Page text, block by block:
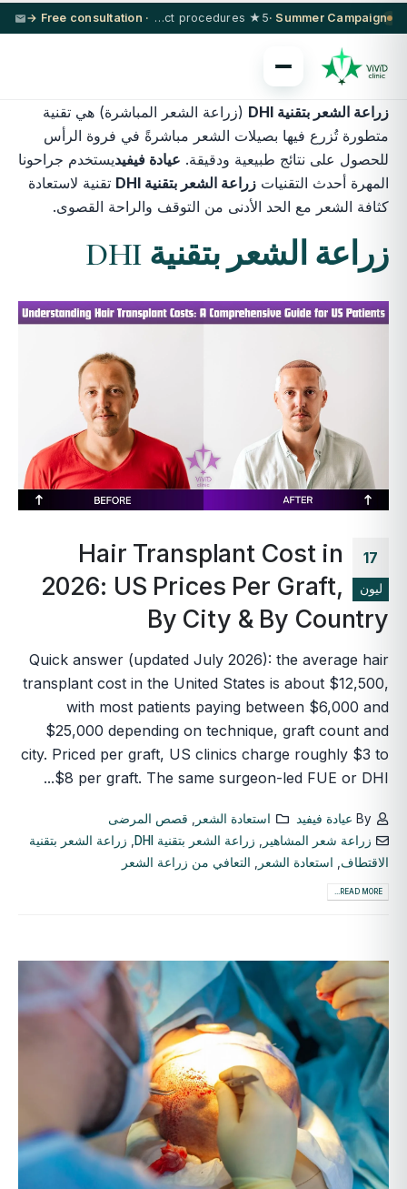
Summer Campaign ·
5★ hotel + VIP transfer on select procedures
· Free consultation →
زراعة الشعر بتقنية DHI
(زراعة الشعر المباشرة) هي تقنية
متطورة تُزرع فيها بصيلات الشعر مباشرةً في فروة الرأس
للحصول على نتائج طبيعية ودقيقة. عيادة فيفيديستخدم جراحونا
المهرة أحدث التقنيات زراعة الشعر بتقنية DHI
تقنية لاستعادة
كثافة الشعر مع الحد الأدنى من التوقف والراحة القصوى.
زراعة الشعر بتقنية DHI
17
ليون
Hair Transplant Cost in
2026: US Prices Per Graft,
By City & By Country
Quick answer (updated July 2026): the average hair
transplant cost in the United States is about $12,500,
with most patients paying between $6,000 and
$25,000 depending on technique, graft count and
city. Priced per graft, US clinics charge roughly $3 to
$8 per graft. The same surgeon-led FUE or DHI...
By عيادة فيفيد استعادة الشعر
قصص المرضى
زراعة شعر المشاهير
زراعة الشعر بتقنية DHI
زراعة الشعر بتقنية
الاقتطاف
استعادة الشعر التعافي من زراعة الشعر
READ MORE...